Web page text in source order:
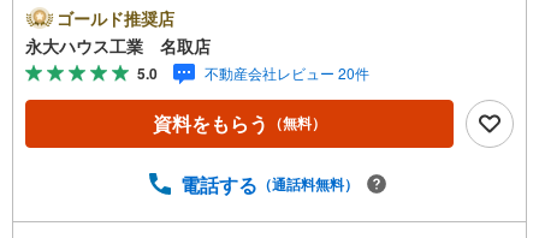
＜豊富な不動産知識＞戸建・マンション・土地...と種別を
問わず不動産を取り扱っております。更に教育施設や商業
施設、子育て環境や行政などの地域情報を総合し、お客様
により良い物件選びをして頂けるよう、しっかりとサポー
トさせて頂きます。2.＜経験豊富なスタッフ＞当社では
【購入】【売却】【引っ越し】【リフォーム】など住宅に
ローン各種税金についても、誠心誠意ご説明させて頂きま
族様で是非お越しください。営業時間:10:00～18:00（定休
ゴールド推奨店
永大ハウス工業 名取店
5.0 不動産会社レビュー 20件
資料をもらう （無料）
電話する （通話料無料）